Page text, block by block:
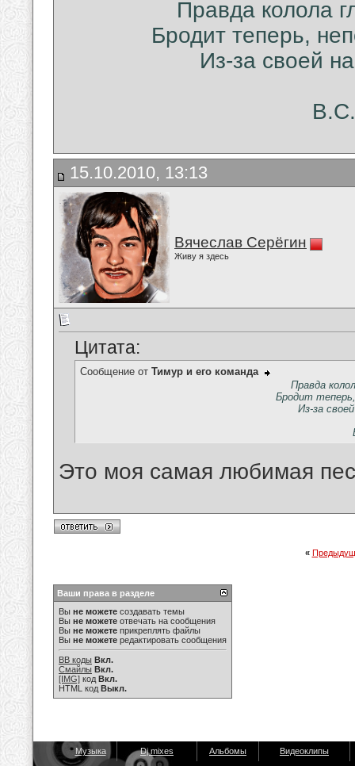
Правда колола
Бродит теперь,
Из-за своей
15.10.2010, 13:13
Вячеслав Серёгин
Живу я здесь
Цитата:
Сообщение от Тимур и его команда
Правда
Бродит
Из-за
Это моя самая любимая
«
Ваши права в разделе
Вы не можете создавать темы
Вы не можете отвечать на сообщения
Вы не можете прикреплять файлы
Вы не можете редактировать сообщения
BB коды Вкл.
Смайлы Вкл.
[IMG] код Вкл.
HTML код Выкл.
Музыка Dj mixes Альбомы Видеоклипы